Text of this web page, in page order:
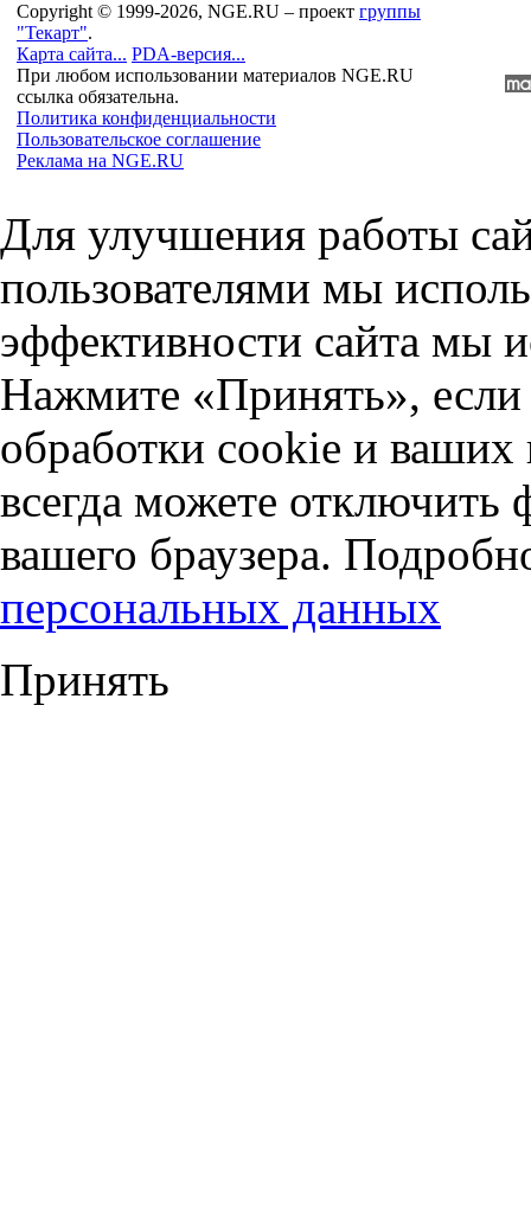
Copyright © 1999-2026, NGE.RU – проект группы
"Текарт".
Карта сайта... PDA-версия...
При любом использовании материалов NGE.RU
ссылка обязательна.
Политика конфиденциальности
Пользовательское соглашение
Реклама на NGE.RU
Для улучшения работы
пользователями мы
эффективности сайта мы
Нажмите «Принять», если
обработки cookie и
всегда можете отключить
вашего браузера.
персональных данных
Принять